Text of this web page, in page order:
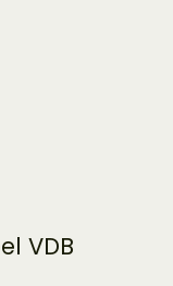
VDB